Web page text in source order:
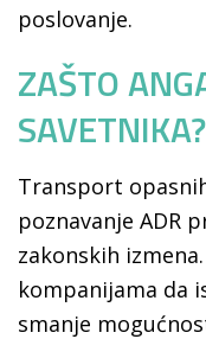
poslovanje.
ZAŠTO
SAVETNIKA?
Transport
poznavanje ADR
zakonskih
kompanijama da
smanje